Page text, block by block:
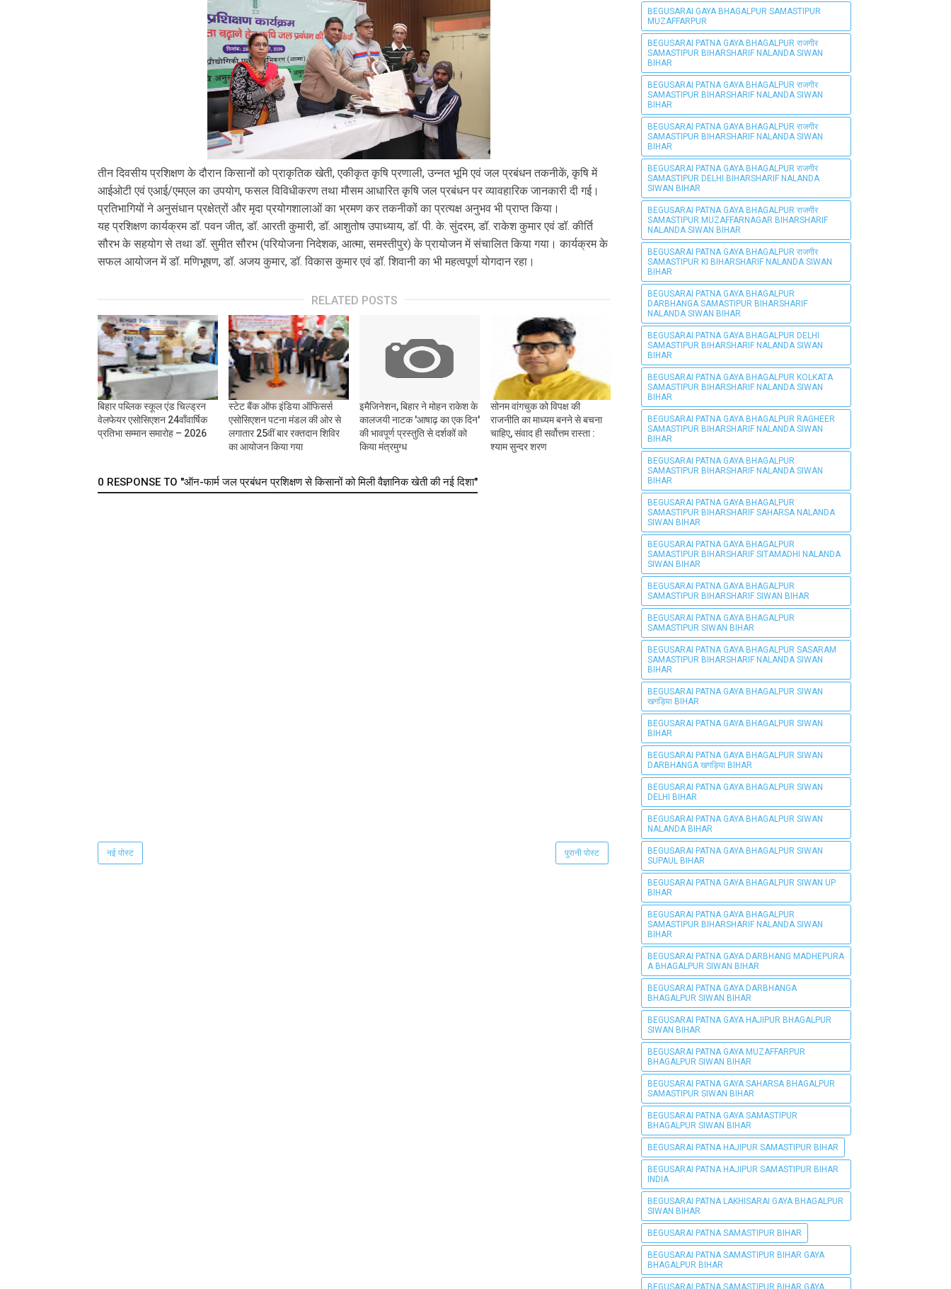
तीन दिवसीय प्रशिक्षण के दौरान किसानों को प्राकृतिक खेती, एकीकृत कृषि प्रणाली, उन्नत भूमि एवं जल प्रबंधन तकनीकें, कृषि में
आईओटी एवं एआई/एमएल का उपयोग, फसल विविधीकरण तथा मौसम आधारित कृषि जल प्रबंधन पर व्यावहारिक जानकारी दी गई।
प्रतिभागियों ने अनुसंधान प्रक्षेत्रों और मृदा प्रयोगशालाओं का भ्रमण कर तकनीकों का प्रत्यक्ष अनुभव भी प्राप्त किया।
यह प्रशिक्षण कार्यक्रम डॉ. पवन जीत, डॉ. आरती कुमारी, डॉ. आशुतोष उपाध्याय, डॉ. पी. के. सुंदरम, डॉ. राकेश कुमार एवं डॉ. कीर्ति
सौरभ के सहयोग से तथा डॉ. सुमीत सौरभ (परियोजना निदेशक, आत्मा, समस्तीपुर) के प्रायोजन में संचालित किया गया। कार्यक्रम के
सफल आयोजन में डॉ. मणिभूषण, डॉ. अजय कुमार, डॉ. विकास कुमार एवं डॉ. शिवानी का भी महत्वपूर्ण योगदान रहा।
RELATED POSTS
बिहार पब्लिक स्कूल एंड चिल्ड्रन
वेलफेयर एसोसिएशन 24वाँवार्षिक
प्रतिभा सम्मान समारोह – 2026
स्टेट बैंक ऑफ इंडिया ऑफिसर्स
एसोसिएशन पटना मंडल की ओर से
लगातार 25वीं बार रक्तदान शिविर
का आयोजन किया गया
इमैजिनेशन, बिहार ने मोहन राकेश के
कालजयी नाटक 'आषाढ़ का एक दिन'
की भावपूर्ण प्रस्तुति से दर्शकों को
किया मंत्रमुग्ध
सोनम वांगचुक को विपक्ष की
राजनीति का माध्यम बनने से बचना
चाहिए, संवाद ही सर्वोत्तम रास्ता :
श्याम सुन्दर शरण
0 RESPONSE TO "ऑन-फार्म जल प्रबंधन प्रशिक्षण से किसानों को मिली वैज्ञानिक खेती की नई दिशा"
नई पोस्ट पुरानी पोस्ट
BEGUSARAI GAYA BHAGALPUR SAMASTIPUR
MUZAFFARPUR
BEGUSARAI PATNA GAYA BHAGALPUR राजगीर
SAMASTIPUR BIHARSHARIF NALANDA SIWAN
BIHAR
BEGUSARAI PATNA GAYA BHAGALPUR राजगीर
SAMASTIPUR BIHARSHARIF NALANDA SIWAN
BIHAR
BEGUSARAI PATNA GAYA BHAGALPUR राजगीर
SAMASTIPUR BIHARSHARIF NALANDA SIWAN
BIHAR
BEGUSARAI PATNA GAYA BHAGALPUR राजगीर
SAMASTIPUR DELHI BIHARSHARIF NALANDA
SIWAN BIHAR
BEGUSARAI PATNA GAYA BHAGALPUR राजगीर
SAMASTIPUR MUZAFFARNAGAR BIHARSHARIF
NALANDA SIWAN BIHAR
BEGUSARAI PATNA GAYA BHAGALPUR राजगीर
SAMASTIPUR KI BIHARSHARIF NALANDA SIWAN
BIHAR
BEGUSARAI PATNA GAYA BHAGALPUR
DARBHANGA SAMASTIPUR BIHARSHARIF
NALANDA SIWAN BIHAR
BEGUSARAI PATNA GAYA BHAGALPUR DELHI
SAMASTIPUR BIHARSHARIF NALANDA SIWAN
BIHAR
BEGUSARAI PATNA GAYA BHAGALPUR KOLKATA
SAMASTIPUR BIHARSHARIF NALANDA SIWAN
BIHAR
BEGUSARAI PATNA GAYA BHAGALPUR RAGHEER
SAMASTIPUR BIHARSHARIF NALANDA SIWAN
BIHAR
BEGUSARAI PATNA GAYA BHAGALPUR
SAMASTIPUR BIHARSHARIF NALANDA SIWAN
BIHAR
BEGUSARAI PATNA GAYA BHAGALPUR
SAMASTIPUR BIHARSHARIF SAHARSA NALANDA
SIWAN BIHAR
BEGUSARAI PATNA GAYA BHAGALPUR
SAMASTIPUR BIHARSHARIF SITAMADHI NALANDA
SIWAN BIHAR
BEGUSARAI PATNA GAYA BHAGALPUR
SAMASTIPUR BIHARSHARIF SIWAN BIHAR
BEGUSARAI PATNA GAYA BHAGALPUR
SAMASTIPUR SIWAN BIHAR
BEGUSARAI PATNA GAYA BHAGALPUR SASARAM
SAMASTIPUR BIHARSHARIF NALANDA SIWAN
BIHAR
BEGUSARAI PATNA GAYA BHAGALPUR SIWAN
खगड़िया BIHAR
BEGUSARAI PATNA GAYA BHAGALPUR SIWAN
BIHAR
BEGUSARAI PATNA GAYA BHAGALPUR SIWAN
DARBHANGA खगड़िया BIHAR
BEGUSARAI PATNA GAYA BHAGALPUR SIWAN
DELHI BIHAR
BEGUSARAI PATNA GAYA BHAGALPUR SIWAN
NALANDA BIHAR
BEGUSARAI PATNA GAYA BHAGALPUR SIWAN
SUPAUL BIHAR
BEGUSARAI PATNA GAYA BHAGALPUR SIWAN UP
BIHAR
BEGUSARAI PATNA GAYA BHAGALPUR
SAMASTIPUR BIHARSHARIF NALANDA SIWAN
BIHAR
BEGUSARAI PATNA GAYA DARBHANG MADHEPURA
A BHAGALPUR SIWAN BIHAR
BEGUSARAI PATNA GAYA DARBHANGA
BHAGALPUR SIWAN BIHAR
BEGUSARAI PATNA GAYA HAJIPUR BHAGALPUR
SIWAN BIHAR
BEGUSARAI PATNA GAYA MUZAFFARPUR
BHAGALPUR SIWAN BIHAR
BEGUSARAI PATNA GAYA SAHARSA BHAGALPUR
SAMASTIPUR SIWAN BIHAR
BEGUSARAI PATNA GAYA SAMASTIPUR
BHAGALPUR SIWAN BIHAR
BEGUSARAI PATNA HAJIPUR SAMASTIPUR BIHAR
BEGUSARAI PATNA HAJIPUR SAMASTIPUR BIHAR
INDIA
BEGUSARAI PATNA LAKHISARAI GAYA BHAGALPUR
SIWAN BIHAR
BEGUSARAI PATNA SAMASTIPUR BIHAR
BEGUSARAI PATNA SAMASTIPUR BIHAR GAYA
BHAGALPUR BIHAR
BEGUSARAI PATNA SAMASTIPUR BIHAR GAYA